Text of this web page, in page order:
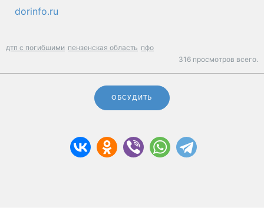
dorinfo.ru
дтп с погибшими пензенская область пфо
316 просмотров всего.
ОБСУДИТЬ